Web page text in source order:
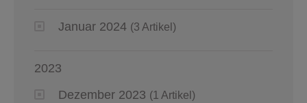
Januar 2024 (3 Artikel)
2023
Dezember 2023 (1 Artikel)